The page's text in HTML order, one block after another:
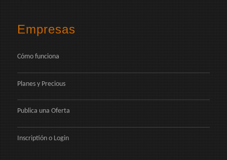
Empresas
Cómo funciona
Planes y Precious
Publica una Oferta
Inscriptión o Login